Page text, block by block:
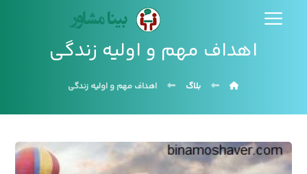
اهداف مهم و اولیه زندگی
بلاگ اهداف مهم و اولیه زندگی